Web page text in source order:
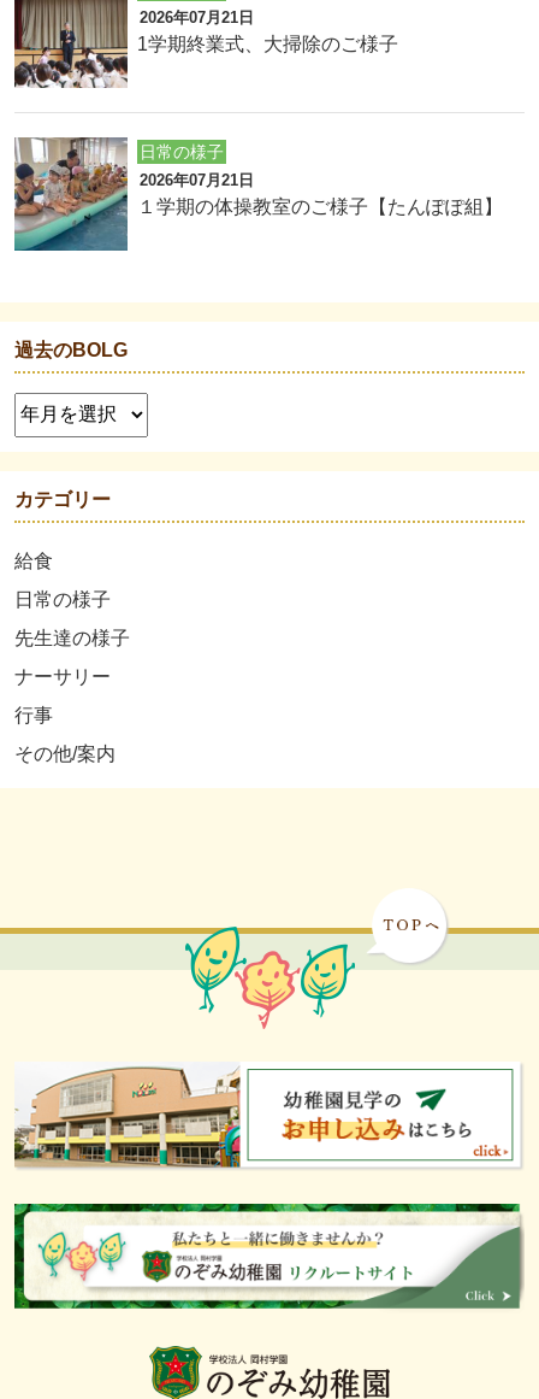
2026年07月21日
1学期終業式、大掃除のご様子
日常の様子
2026年07月21日
１学期の体操教室のご様子【たんぽぽ組】
過去のBOLG
カテゴリー
給食
日常の様子
先生達の様子
ナーサリー
行事
その他/案内